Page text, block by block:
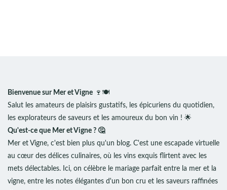
Bienvenue sur Mer et Vigne 🍷🍽️
Salut les amateurs de plaisirs gustatifs, les épicuriens du quotidien,
les explorateurs de saveurs et les amoureux du bon vin ! 🌟
Qu'est-ce que Mer et Vigne ? 🤔
Mer et Vigne, c'est bien plus qu'un blog. C'est une escapade virtuelle
au cœur des délices culinaires, où les vins exquis flirtent avec les
mets délectables. Ici, on célèbre le mariage parfait entre la mer et la
vigne, entre les notes élégantes d'un bon cru et les saveurs raffinées